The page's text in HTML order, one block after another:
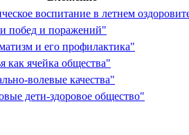
воспитание в летнем
побед и поражений"
и его профилактика"
как ячейка общества"
волевые качества"
дети-здоровое общество"